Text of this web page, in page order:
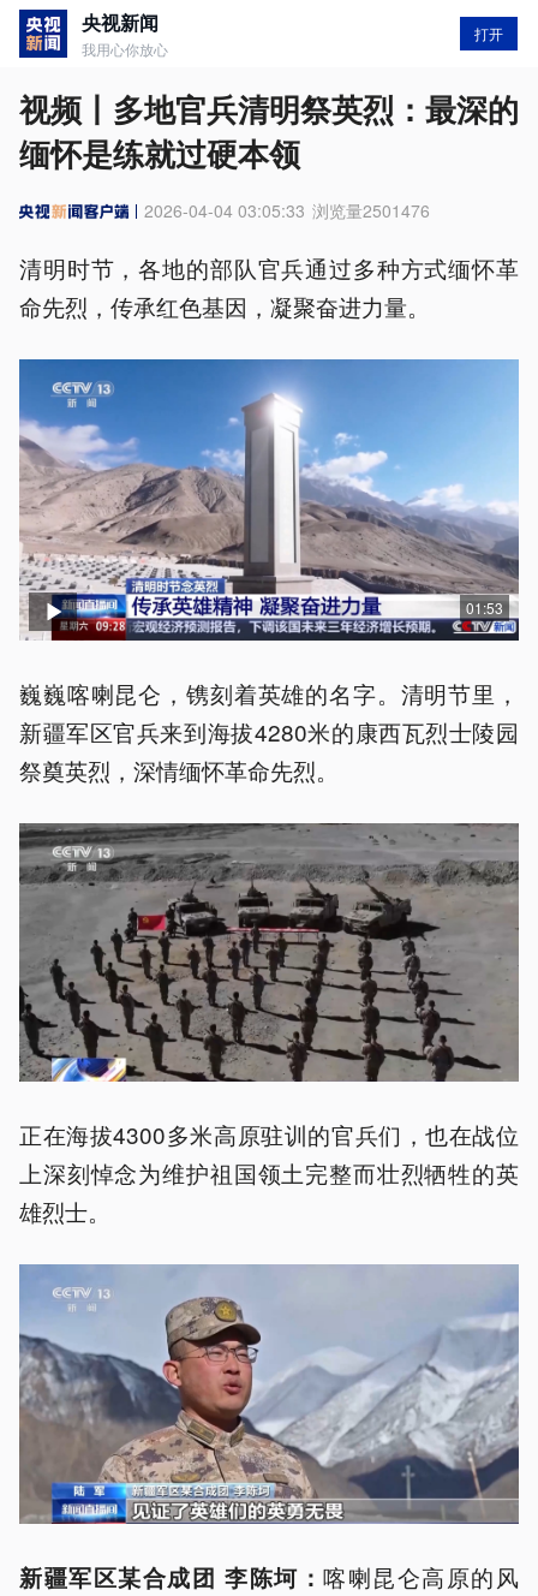
央视新闻
我用心你放心
打开
视频丨多地官兵清明祭英烈：最深的
缅怀是练就过硬本领
2026-04-04 03:05:33 浏览量2501476
清明时节，各地的部队官兵通过多种方式缅怀革
命先烈，传承红色基因，凝聚奋进力量。
01:53
巍巍喀喇昆仑，镌刻着英雄的名字。清明节里，
新疆军区官兵来到海拔4280米的康西瓦烈士陵园
祭奠英烈，深情缅怀革命先烈。
正在海拔4300多米高原驻训的官兵们，也在战位
上深刻悼念为维护祖国领土完整而壮烈牺牲的英
雄烈士。
新疆军区某合成团 李陈坷：喀喇昆仑高原的风